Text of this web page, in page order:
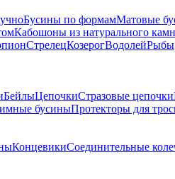
Бусины по формамМатовые
Кабошоны из натурального
СтрелецКозерогВодолейРыбы
БейлыЦепочкиСтразовые цепочки
бусиныПротекторы для
КонцевикиСоединительные